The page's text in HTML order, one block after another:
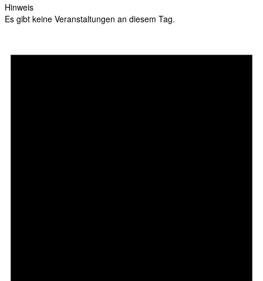
Hinweis
Es gibt keine Veranstaltungen an diesem Tag.